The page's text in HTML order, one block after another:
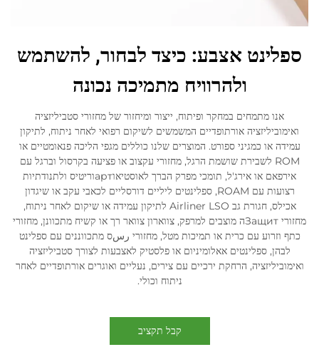
ספלינט אצבע: כיצד לבחור, להשתמש
ולהרוויח מתמיכה נכונה
אנו מתמחים במחקר ופיתוח, ייצור ומיחזור של מחזורי סטביליזציה
ואימוביליזציה אורתופדיים המשמשים לשיקום רפואי לאחר ניתוח, לתיקון
עמידה או כמגיני ספורט. המוצרים שלנו כוללים מגפי הליכה פנאומטיים או
ROM לשבירת שושמת הרגל, מחזורי עקצוב או פציעה בקרסול וברגל עם
אירפאם או אירג'ל, תומכי מפרק הברך לאוסטיאוартוריטיס ולתנודתיות
רצועות עם ROAM, ספלינטים ליליים דורסליים לכאבי עקב או שיגדון
אכילס, חגורת גב Airliner LSO לתיקון עמידה או שיקום לאחר ניתוח,
מחזורי Защитה מוצבים למרפק, צווארון צוואר רך או קשיח מתכוונן, מחזורי
כתף וזרוע עם כרית או תמיכות מטל, מחזורי رسס מתכווננים עם ספלינט
לבהן, ספלינטים אאלומיניום או פלסטיק לאצבעות לצורך סטביליזציה
ואימוביליזציה, הרחקת ירכיים עם צירים, נעליים ואוגרים אורתופדיים לאחר
ניתוח וכולי.
קבל תקציב